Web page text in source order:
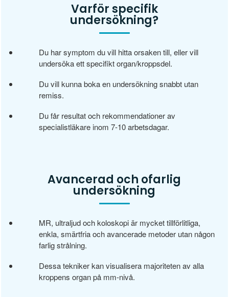
Varför specifik
undersökning?
Du har symptom du vill hitta orsaken till, eller vill
undersöka ett specifikt organ/kroppsdel.
Du vill kunna boka en undersökning snabbt utan
remiss.
Du får resultat och rekommendationer av
specialistläkare inom 7-10 arbetsdagar.
Avancerad och ofarlig
undersökning
MR, ultraljud och koloskopi är mycket tillförlitliga,
enkla, smärtfria och avancerade metoder utan någon
farlig strålning.
Dessa tekniker kan visualisera majoriteten av alla
kroppens organ på mm-nivå.